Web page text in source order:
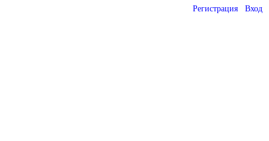
Регистрация Вход